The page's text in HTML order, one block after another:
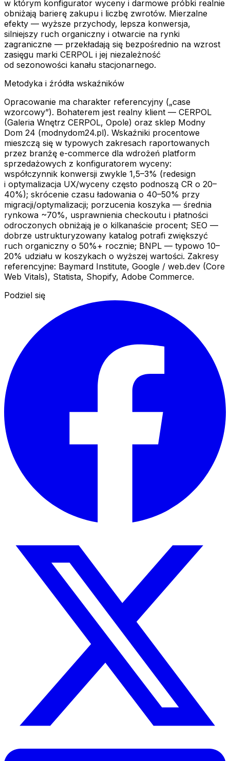
w którym konfigurator wyceny i darmowe próbki realnie
obniżają barierę zakupu i liczbę zwrotów. Mierzalne
efekty — wyższe przychody, lepsza konwersja,
silniejszy ruch organiczny i otwarcie na rynki
zagraniczne — przekładają się bezpośrednio na wzrost
zasięgu marki CERPOL i jej niezależność
od sezonowości kanału stacjonarnego.
Metodyka i źródła wskaźników
Opracowanie ma charakter referencyjny („case
wzorcowy”). Bohaterem jest realny klient — CERPOL
(Galeria Wnętrz CERPOL, Opole) oraz sklep Modny
Dom 24 (modnydom24.pl). Wskaźniki procentowe
mieszczą się w typowych zakresach raportowanych
przez branżę e-commerce dla wdrożeń platform
sprzedażowych z konfiguratorem wyceny:
współczynnik konwersji zwykle 1,5–3% (redesign
i optymalizacja UX/wyceny często podnoszą CR o 20–
40%); skrócenie czasu ładowania o 40–50% przy
migracji/optymalizacji; porzucenia koszyka — średnia
rynkowa ~70%, usprawnienia checkoutu i płatności
odroczonych obniżają je o kilkanaście procent; SEO —
dobrze ustrukturyzowany katalog potrafi zwiększyć
ruch organiczny o 50%+ rocznie; BNPL — typowo 10–
20% udziału w koszykach o wyższej wartości. Zakresy
referencyjne: Baymard Institute, Google / web.dev (Core
Web Vitals), Statista, Shopify, Adobe Commerce.
Podziel się